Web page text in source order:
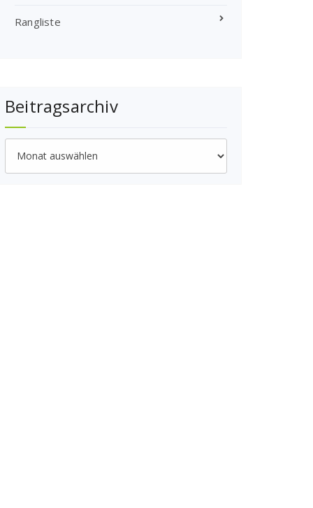
Rangliste
Beitragsarchiv
Beitragsarchiv